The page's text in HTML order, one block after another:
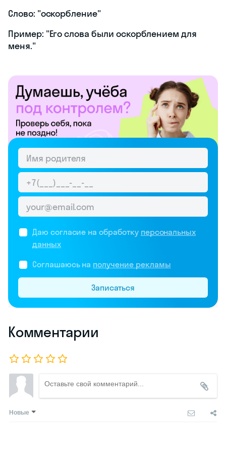
Слово: "оскорбление"
Пример: "Его слова были оскорблением для
меня."
Даю согласие на обработку персональных
данных
Соглашаюсь на получение рекламы
Записаться
Комментарии
Новые